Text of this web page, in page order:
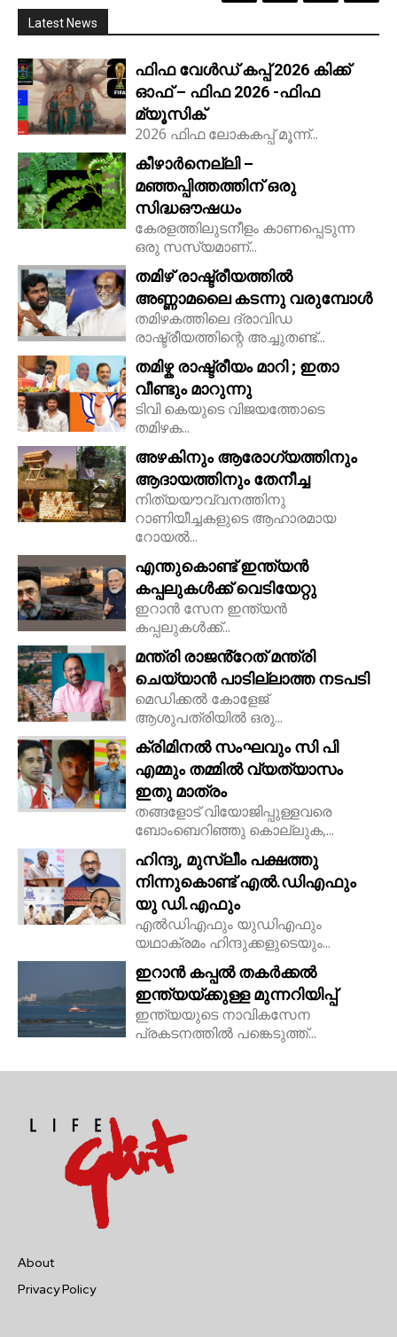
Latest News
ഫിഫ വേൾഡ് കപ്പ് 2026 കിക്ക്‌
ഓഫ് – ഫിഫ 2026 -ഫിഫ
മ്യൂസിക്
2026 ഫിഫ ലോകകപ്പ് മൂന്ന്...
കീഴാർനെല്ലി –
മഞ്ഞപ്പിത്തത്തിന് ഒരു
സിദ്ധഔഷധം
കേരളത്തിലുടനീളം കാണപ്പെടുന്ന
ഒരു സസ്യമാണ്...
തമിഴ് രാഷ്ട്രീയത്തിൽ
അണ്ണാമലൈ കടന്നു വരുമ്പോൾ
തമിഴകത്തിലെ ദ്രാവിഡ
രാഷ്ട്രീയത്തിന്റെ അച്ചുതണ്ട്...
തമിഴ്ക രാഷ്ട്രീയം മാറി ; ഇതാ
വീണ്ടും മാറുന്നു
ടിവി കെയുടെ വിജയത്തോടെ
തമിഴക...
അഴകിനും ആരോഗ്യത്തിനും
ആദായത്തിനും തേനീച്ച
നിത്യയൗവ്വനത്തിനു
റാണിയീച്ചകളുടെ ആഹാരമായ
റോയല്‍...
എന്തുകൊണ്ട് ഇന്ത്യൻ
കപ്പലുകൾക്ക് വെടിയേറ്റു
ഇറാൻ സേന ഇന്ത്യൻ
കപ്പലുകൾക്ക്...
മന്ത്രി രാജൻ്റേത് മന്ത്രി
ചെയ്യാൻ പാടില്ലാത്ത നടപടി
മെഡിക്കൽ കോളേജ്
ആശുപത്രിയിൽ ഒരു...
ക്രിമിനൽ സംഘവും സി പി
എമ്മും തമ്മിൽ വ്യത്യാസം
ഇതു മാത്രം
തങ്ങളോട് വിയോജിപ്പുള്ളവരെ
ബോംബെറിഞ്ഞു കൊല്ലുക,...
ഹിന്ദു, മുസ്ലീം പക്ഷത്തു
നിന്നുകൊണ്ട് എൽ.ഡിഎഫും
യു ഡി.എഫും
എൽഡിഎഫും യുഡിഎഫും
യഥാക്രമം ഹിന്ദുക്കളുടെയും...
ഇറാൻ കപ്പൽ തകർക്കൽ
ഇന്ത്യയ്ക്കുള്ള മുന്നറിയിപ്പ്
ഇന്ത്യയുടെ നാവികസേന
പ്രകടനത്തിൽ പങ്കെടുത്ത്...
About
Privacy Policy